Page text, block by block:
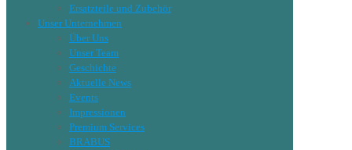
Ersatzteile und Zubehör
Unser Unternehmen
Über Uns
Unser Team
Geschichte
Aktuelle News
Events
Impressionen
Premium Services
BRABUS